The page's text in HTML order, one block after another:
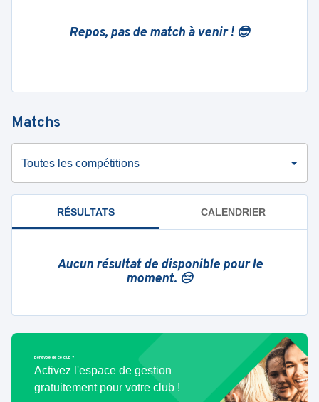
Repos, pas de match à venir ! 😎
Matchs
Toutes les compétitions
RÉSULTATS CALENDRIER
Aucun résultat de disponible pour le
moment. 😔
Bénévole de ce club ?
Activez l'espace de gestion
gratuitement pour votre club !